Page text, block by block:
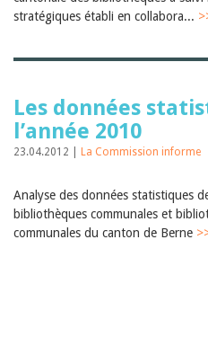
Encouragement des
bibliothèques
Tous les tags
Julie Greub
Sibylle Birrer
Javier Lopez
Andrea Grichting
Aline Yeretzian
Markus Jost
Markus Keel
stratégiques établi en collabora...
Les données
l’année 2010
23.04.2012 | La Commission informe
Analyse des données statistiques
bibliothèques communales et
communales du canton de Berne